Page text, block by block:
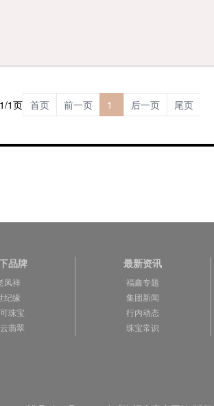
1页 首页 前一页 1 后一页 尾页
品牌
凤祥
纪缘
珠宝
翡翠
最新资讯
福鑫专题
集团新闻
行内动态
珠宝常识